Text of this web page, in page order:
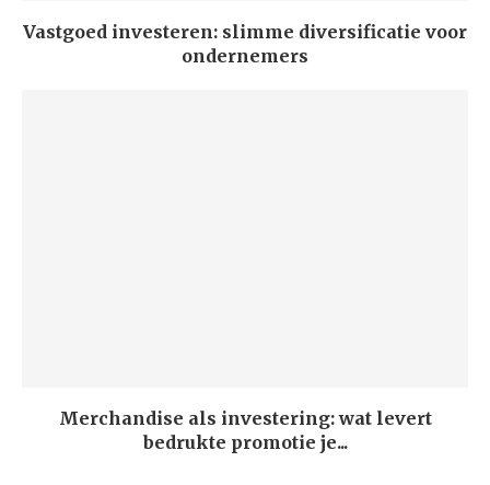
Vastgoed investeren: slimme diversificatie voor
ondernemers
Merchandise als investering: wat levert
bedrukte promotie je...